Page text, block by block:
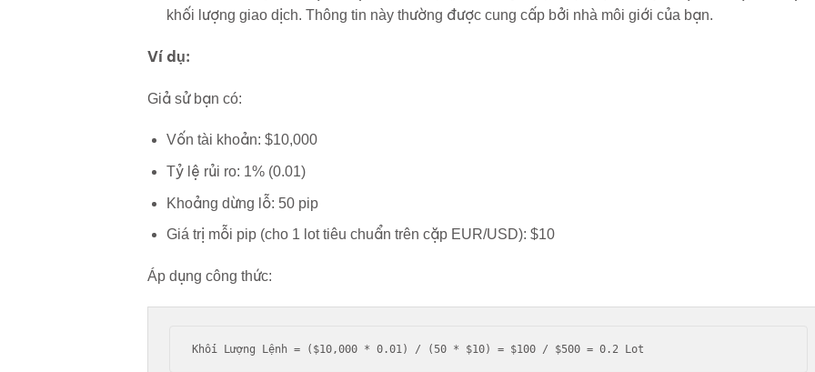
khối lượng giao dịch. Thông tin này thường được cung cấp bởi nhà môi giới của bạn.
Ví dụ:
Giả sử bạn có:
Vốn tài khoản: $10,000
Tỷ lệ rủi ro: 1% (0.01)
Khoảng dừng lỗ: 50 pip
Giá trị mỗi pip (cho 1 lot tiêu chuẩn trên cặp EUR/USD): $10
Áp dụng công thức:
Khối Lượng Lệnh = ($10,000 * 0.01) / (50 * $10) = $100 / $500 = 0.2 Lot